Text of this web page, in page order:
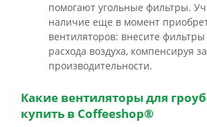
помогают угольные фильтры.
наличие еще в момент
вентиляторов: внесите
расхода воздуха, компенсируя
производительности.
Какие вентиляторы для
купить в Coffeeshop®